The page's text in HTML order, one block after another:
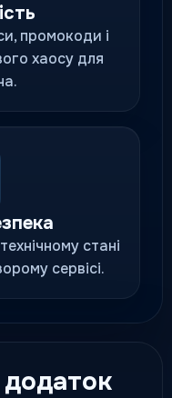
промокоди і
хаосу для
стані
сервісі.